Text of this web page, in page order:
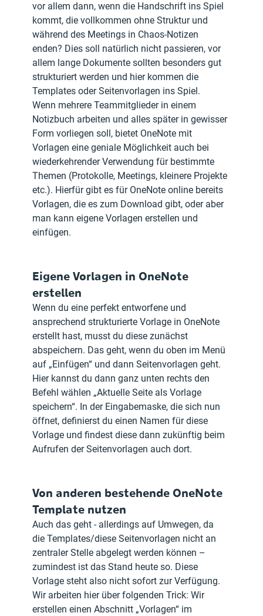
vor allem dann, wenn die Handschrift ins Spiel
kommt, die vollkommen ohne Struktur und
während des Meetings in Chaos-Notizen
enden? Dies soll natürlich nicht passieren, vor
allem lange Dokumente sollten besonders gut
strukturiert werden und hier kommen die
Templates oder Seitenvorlagen ins Spiel.
Wenn mehrere Teammitglieder in einem
Notizbuch arbeiten und alles später in gewisser
Form vorliegen soll, bietet OneNote mit
Vorlagen eine geniale Möglichkeit auch bei
wiederkehrender Verwendung für bestimmte
Themen (Protokolle, Meetings, kleinere Projekte
etc.). Hierfür gibt es für OneNote online bereits
Vorlagen, die es zum Download gibt, oder aber
man kann eigene Vorlagen erstellen und
einfügen.
Eigene Vorlagen in OneNote
erstellen
Wenn du eine perfekt entworfene und
ansprechend strukturierte Vorlage in OneNote
erstellt hast, musst du diese zunächst
abspeichern. Das geht, wenn du oben im Menü
auf „Einfügen“ und dann Seitenvorlagen geht.
Hier kannst du dann ganz unten rechts den
Befehl wählen „Aktuelle Seite als Vorlage
speichern“. In der Eingabemaske, die sich nun
öffnet, definierst du einen Namen für diese
Vorlage und findest diese dann zukünftig beim
Aufrufen der Seitenvorlagen auch dort.
Von anderen bestehende OneNote
Template nutzen
Auch das geht - allerdings auf Umwegen, da
die Templates/diese Seitenvorlagen nicht an
zentraler Stelle abgelegt werden können –
zumindest ist das Stand heute so. Diese
Vorlage steht also nicht sofort zur Verfügung.
Wir arbeiten hier über folgenden Trick: Wir
erstellen einen Abschnitt „Vorlagen“ im